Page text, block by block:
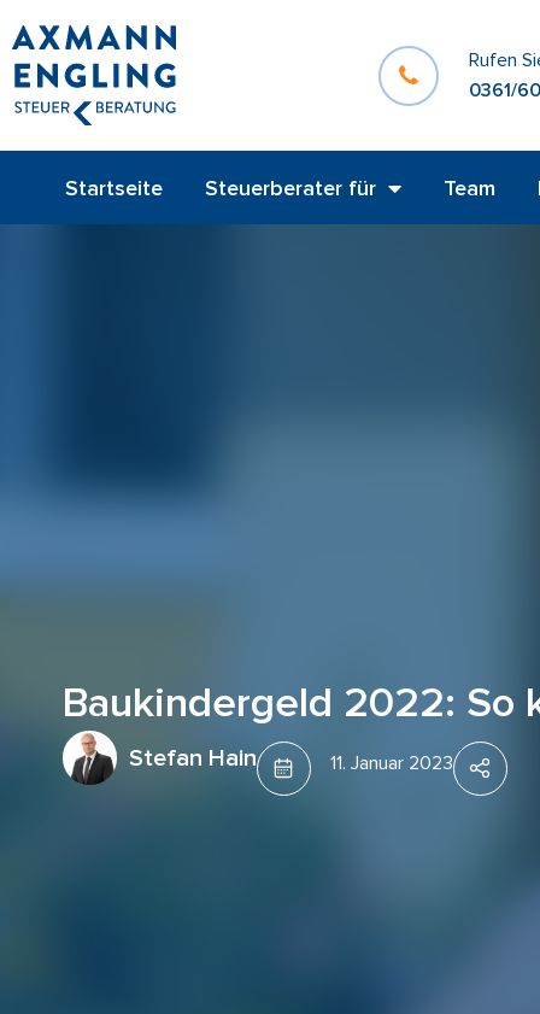
Rufen
0361/
Startseite Steuerberater für Team
Baukindergeld 2022: So
Stefan Hain 11. Januar 2023